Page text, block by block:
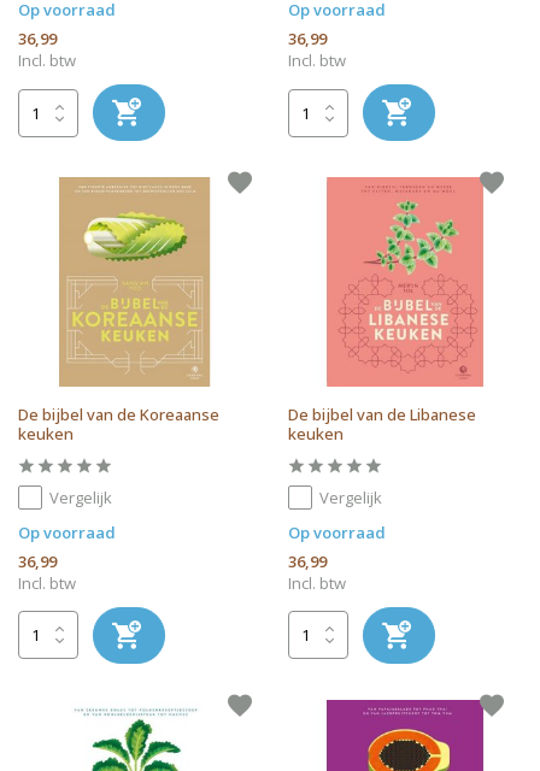
Op voorraad
36,99
Incl. btw
Op voorraad
36,99
Incl. btw
De bijbel van de Koreaanse
keuken
Vergelijk
Op voorraad
36,99
Incl. btw
De bijbel van de Libanese
keuken
Vergelijk
Op voorraad
36,99
Incl. btw